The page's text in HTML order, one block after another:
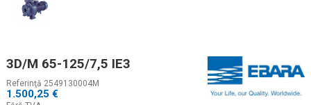
3D/M 65-125/7,5 IE3
Referinţă 2549130004M
1.500,25 €